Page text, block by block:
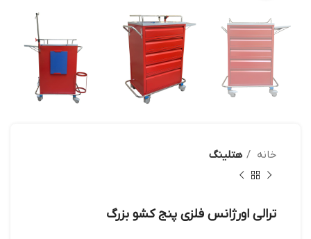
خانه هتلینگ
ترالی اورژانس فلزی پنج کشو بزرگ